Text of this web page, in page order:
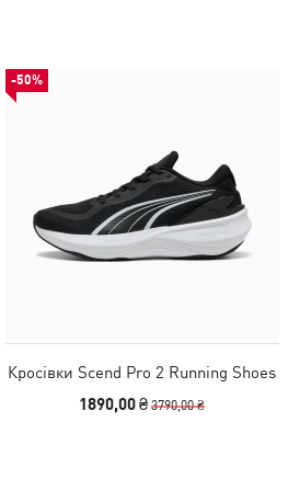
-50%
Кросівки Scend Pro 2 Running Shoes
1890,00 ₴3790,00 ₴